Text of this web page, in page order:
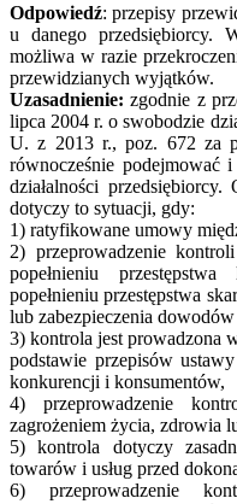
Odpowiedź: przepisy
u danego przedsiębiorcy.
możliwa w razie
przewidzianych wyjątków.
Uzasadnienie: zgodnie z
lipca 2004 r. o swobodzie
U. z 2013 r., poz. 672 za
równocześnie
działalności
dotyczy to sytuacji, gdy:
1) ratyfikowane umowy
2) przeprowadzenie
popełnieniu
popełnieniu przestępstwa
lub zabezpieczenia dowodów
3) kontrola jest prowadzona
podstawie przepisów
konkurencji i konsumentów,
4) przeprowadzenie
zagrożeniem życia, zdrowia
5) kontrola dotyczy
towarów i usług przed
6) przeprowadzenie